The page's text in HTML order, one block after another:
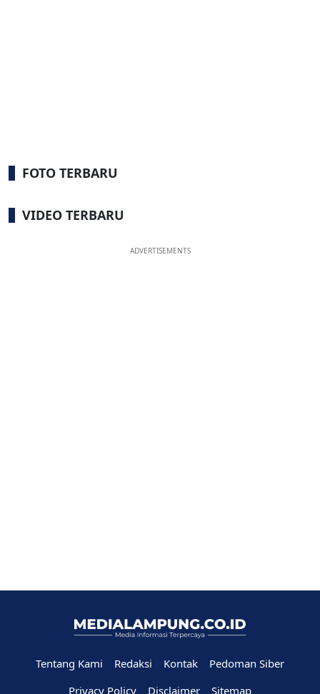
FOTO TERBARU
VIDEO TERBARU
ADVERTISEMENTS
Tentang Kami Redaksi Kontak
Pedoman Siber
Privacy Policy
Disclaimer Sitemap